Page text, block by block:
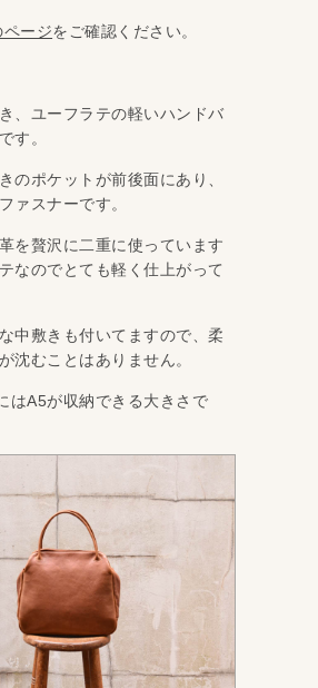
ージをご確認ください。
、ユーフラテの軽いハンドバ
す。
のポケットが前後面にあり、
ァスナーです。
を贅沢に二重に使っています
なのでとても軽く仕上がって
中敷きも付いてますので、柔
沈むことはありません。
はA5が収納できる大きさで